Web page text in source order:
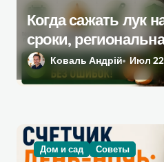
м
Когда сажать лук
сроки,
пошаговая
Коваль Андрій Июл
Дом и сад Советы